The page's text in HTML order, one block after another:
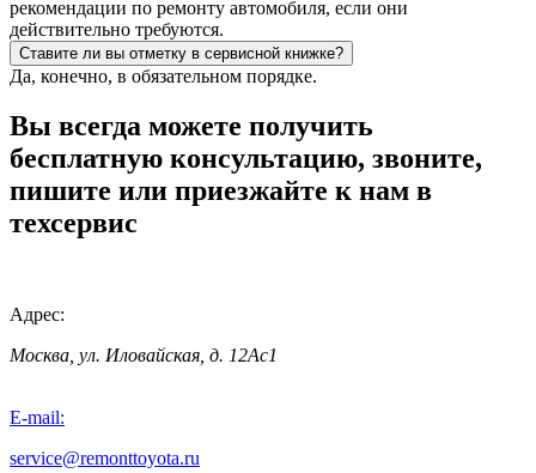
рекомендации по ремонту автомобиля, если они
действительно требуются.
Ставите ли вы отметку в сервисной книжке?
Да, конечно, в обязательном порядке.
Вы всегда можете получить
бесплатную консультацию, звоните,
пишите или приезжайте к нам в
техсервис
Адрес:
Москва, ул. Иловайская, д. 12Ас1
E-mail:
service@remonttoyota.ru